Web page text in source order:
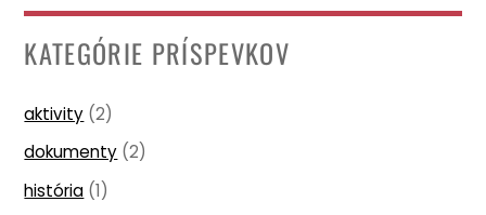
KATEGÓRIE PRÍSPEVKOV
aktivity (2)
dokumenty (2)
história (1)